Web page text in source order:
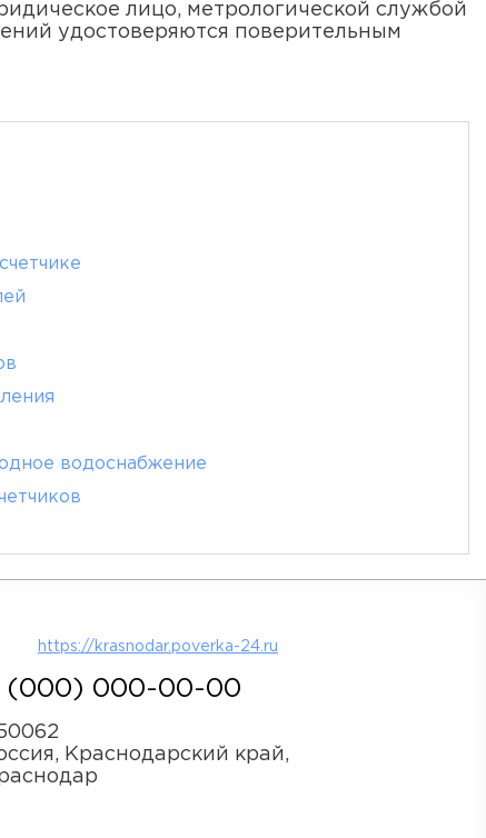
лицо, метрологической службой
удостоверяются поверительным
водоснабжение
https://krasnodar.poverka-24.ru
(000) 000-00-00
Краснодарский край,